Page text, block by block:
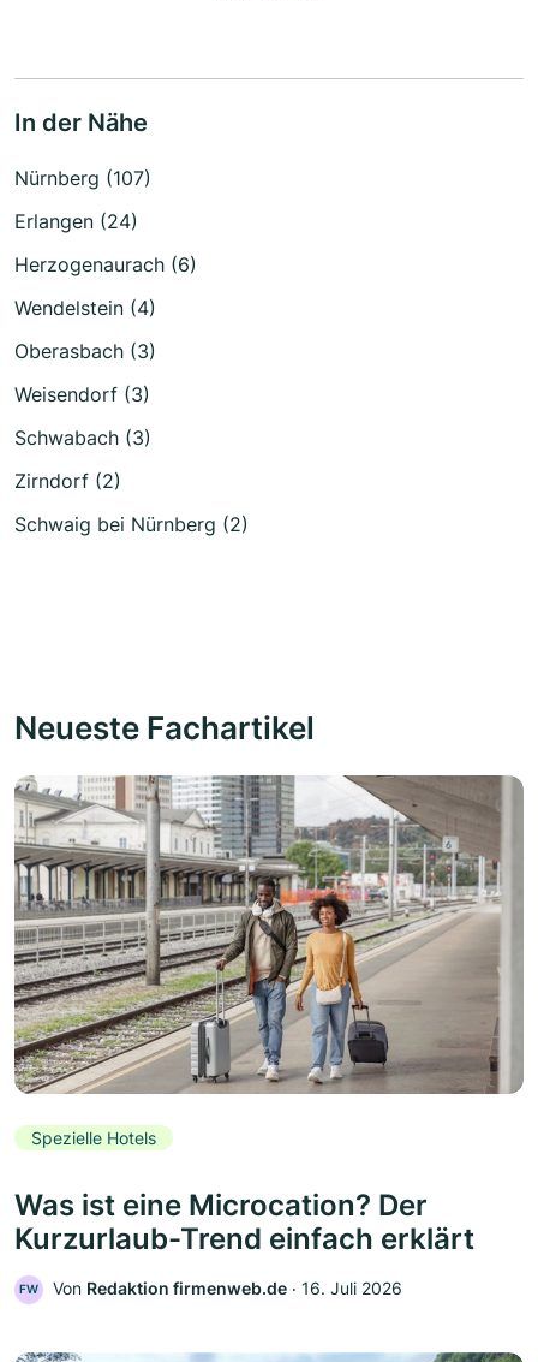
In der Nähe
Nürnberg (107)
Erlangen (24)
Herzogenaurach (6)
Wendelstein (4)
Oberasbach (3)
Weisendorf (3)
Schwabach (3)
Zirndorf (2)
Schwaig bei Nürnberg (2)
Neueste Fachartikel
Spezielle Hotels
Was ist eine Microcation? Der
Kurzurlaub-Trend einfach erklärt
FW Von Redaktion firmenweb.de ‧ 16. Juli 2026